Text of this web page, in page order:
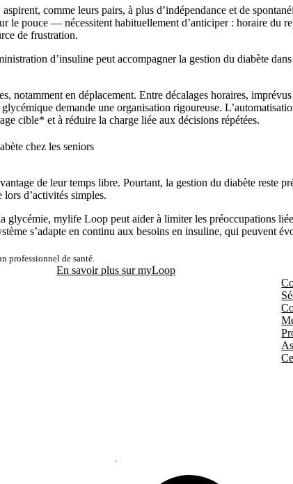
comme leurs pairs, à plus d’indépendance et de
le pouce — nécessitent habituellement d’anticiper : horaire du
de frustration.
d’insuline peut accompagner la gestion du diabète
notamment en déplacement. Entre décalages horaires,
demande une organisation rigoureuse.
cible* et à réduire la charge liée aux décisions répétées.
chez les seniors
de leur temps libre. Pourtant, la gestion du diabète reste
d’activités simples.
glycémie, mylife Loop peut aider à limiter les préoccupations
s’adapte en continu aux besoins en insuline, qui peuvent
professionnel de santé.
En savoir plus sur myLoop